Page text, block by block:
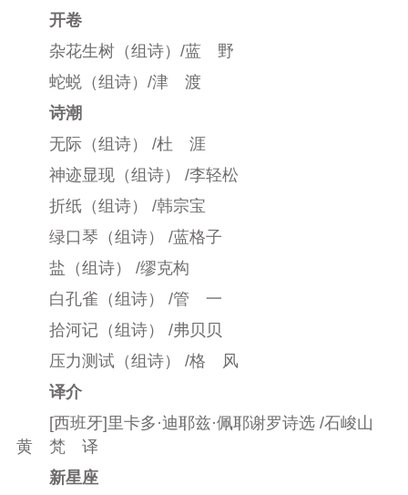
开卷
杂花生树（组诗）/蓝 野
蛇蜕（组诗）/津 渡
诗潮
无际（组诗） /杜 涯
神迹显现（组诗） /李轻松
折纸（组诗） /韩宗宝
绿口琴（组诗） /蓝格子
盐（组诗） /缪克构
白孔雀（组诗） /管 一
拾河记（组诗） /弗贝贝
压力测试（组诗） /格 风
译介
[西班牙]里卡多·迪耶兹·佩耶谢罗诗选 /石峻山
黄 梵 译
新星座